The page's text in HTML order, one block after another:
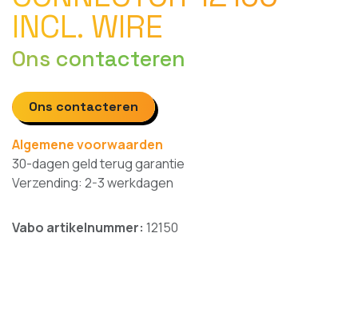
INCL. WIRE
Ons contacteren
Ons contacteren
Algemene voorwaarden
30-dagen geld terug garantie
Verzending: 2-3 werkdagen
Vabo artikelnummer: 12150